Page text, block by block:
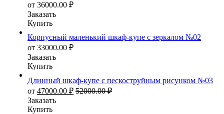
от 36000.00 ₽
Заказать
Купить
Корпусный маленький шкаф-купе с зеркалом №02
от 33000.00 ₽
Заказать
Купить
Длинный шкаф-купе с пескоструйным рисунком №03
от 47000.00 ₽ 52000.00₽
Заказать
Купить